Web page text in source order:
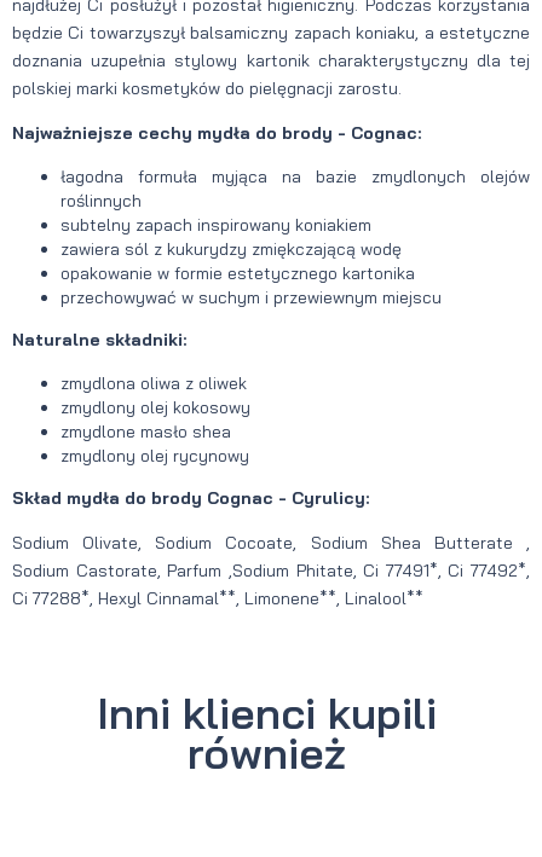
najdłużej Ci posłużył i pozostał higieniczny. Podczas korzystania
będzie Ci towarzyszył balsamiczny zapach koniaku, a estetyczne
doznania uzupełnia stylowy kartonik charakterystyczny dla tej
polskiej marki kosmetyków do pielęgnacji zarostu.
Najważniejsze cechy mydła do brody - Cognac:
łagodna formuła myjąca na bazie zmydlonych olejów
roślinnych
subtelny zapach inspirowany koniakiem
zawiera sól z kukurydzy zmiękczającą wodę
opakowanie w formie estetycznego kartonika
przechowywać w suchym i przewiewnym miejscu
Naturalne składniki:
zmydlona oliwa z oliwek
zmydlony olej kokosowy
zmydlone masło shea
zmydlony olej rycynowy
Skład mydła do brody Cognac - Cyrulicy:
Sodium Olivate, Sodium Cocoate, Sodium Shea Butterate ,
Sodium Castorate, Parfum ,Sodium Phitate, Ci 77491*, Ci 77492*,
Ci 77288*, Hexyl Cinnamal**, Limonene**, Linalool**
Inni klienci kupili
również